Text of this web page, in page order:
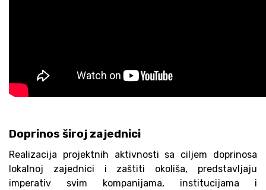
Doprinos široj zajednici
Realizacija projektnih aktivnosti sa ciljem doprinosa
lokalnoj zajednici i zaštiti okoliša, predstavljaju
imperativ svim kompanijama, institucijama i